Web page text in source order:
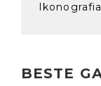
Ikonografia
BESTE